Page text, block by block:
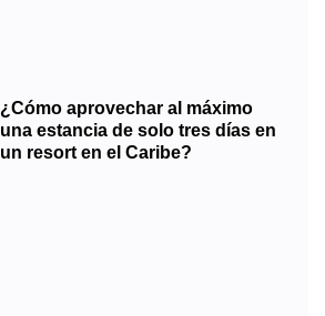
¿Cómo aprovechar al máximo
una estancia de solo tres días en
un resort en el Caribe?